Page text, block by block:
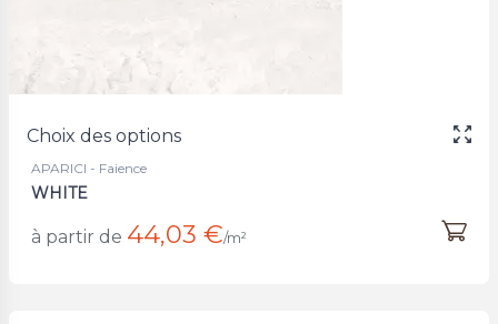
Choix des options
APARICI - Faience
WHITE
à partir de 44,03 €/m²